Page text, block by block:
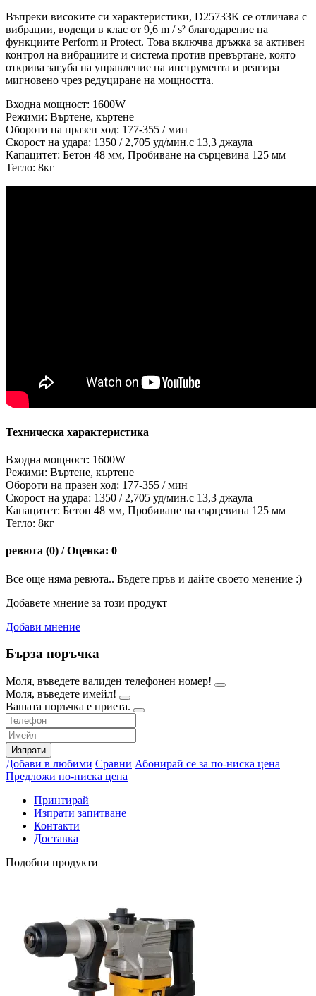
Въпреки високите си характеристики, D25733K се отличава с
вибрации, водещи в клас от 9,6 m / s² благодарение на
функциите Perform и Protect. Това включва дръжка за активен
контрол на вибрациите и система против превъртане, която
открива загуба на управление на инструмента и реагира
мигновено чрез редуциране на мощността.
Входна мощност: 1600W
Режими: Въртене, къртене
Обороти на празен ход: 177-355 / мин
Скорост на удара: 1350 / 2,705 уд/мин.с 13,3 джаула
Капацитет: Бетон 48 мм, Пробиване на сърцевина 125 мм
Тегло: 8кг
Техническа характеристика
Входна мощност: 1600W
Режими: Въртене, къртене
Обороти на празен ход: 177-355 / мин
Скорост на удара: 1350 / 2,705 уд/мин.с 13,3 джаула
Капацитет: Бетон 48 мм, Пробиване на сърцевина 125 мм
Тегло: 8кг
ревюта (0) / Оценка: 0
Все още няма ревюта.. Бъдете пръв и дайте своето менение :)
Добавете мнение за този продукт
Добави мнение
Бърза поръчка
Моля, въведете валиден телефонен номер!
Моля, въведете имейл!
Вашата поръчка е приета.
Изпрати
Добави в любими Сравни Абонирай се за по-ниска цена
Предложи по-ниска цена
Принтирай
Изпрати запитване
Контакти
Доставка
Подобни продукти